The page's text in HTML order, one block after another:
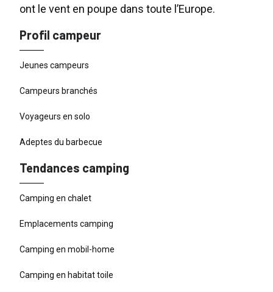
ont le vent en poupe dans toute l’Europe.
Profil campeur
Jeunes campeurs
Campeurs branchés
Voyageurs en solo
Adeptes du barbecue
Tendances camping
Camping en chalet
Emplacements camping
Camping en mobil-home
Camping en habitat toile